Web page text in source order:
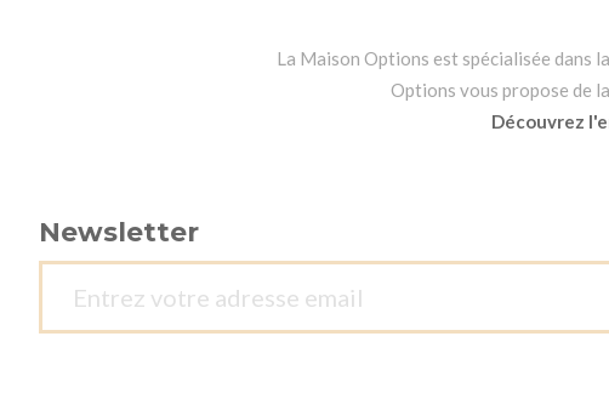
La Maison Options est spécialisée dans
Options vous propose de
Découvrez
Newsletter